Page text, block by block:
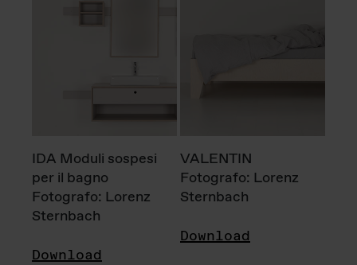
IDA Moduli sospesi
per il bagno
Fotografo: Lorenz
Sternbach
Download
VALENTIN
Fotografo: Lorenz
Sternbach
Download